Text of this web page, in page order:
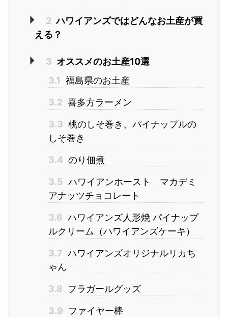
2 ハワイアンズではどんなお土産が買
える？
3 オススメのお土産10選
3.1 福島県のお土産
3.2 喜多方ラーメン
3.3 桃のしそ巻き、パイナップルの
しそ巻き
3.4 のり佃煮
3.5 ハワイアンホースト マカデミ
アナッツチョコレート
3.6 ハワイアンズ人形焼 パイナップ
ルクリーム（ハワイアンズケーキ）
3.7 ハワイアンズオリジナルリカち
ゃん
3.8 フラガールグッズ
3.9 ファイヤー棒